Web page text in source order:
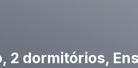
2 dormitórios,